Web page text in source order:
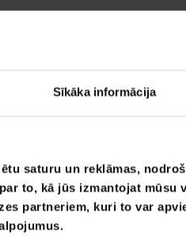
Sīkāka informācija
saturu un reklāmas,
to, kā jūs izmantojat mūsu
partneriem, kuri to var